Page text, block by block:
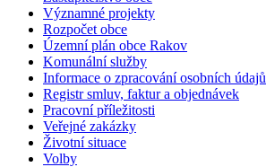
Významné projekty
Rozpočet obce
Územní plán obce Rakov
Komunální služby
Informace o zpracování osobních údajů
Registr smluv, faktur a objednávek
Pracovní příležitosti
Veřejné zakázky
Životní situace
Volby